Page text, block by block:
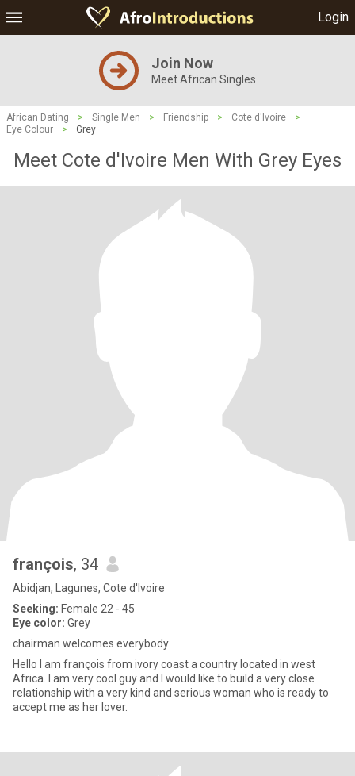
Login
Join Now
Meet African Singles
African Dating > Single Men > Friendship > Cote d'Ivoire
>
Eye Colour
> Grey
Meet Cote d'Ivoire Men With Grey Eyes
françois, 34
Abidjan, Lagunes, Cote d'Ivoire
Seeking: Female 22 - 45
Eye color: Grey
chairman welcomes everybody
Hello I am françois from ivory coast a country located in west
Africa. I am very cool guy and I would like to build a very close
relationship with a very kind and serious woman who is ready to
accept me as her lover.